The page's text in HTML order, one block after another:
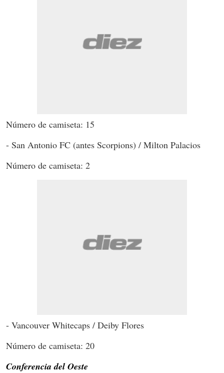
Número de camiseta: 15
- San Antonio FC (antes Scorpions) / Milton Palacios
Número de camiseta: 2
- Vancouver Whitecaps / Deiby Flores
Número de camiseta: 20
Conferencia del Oeste